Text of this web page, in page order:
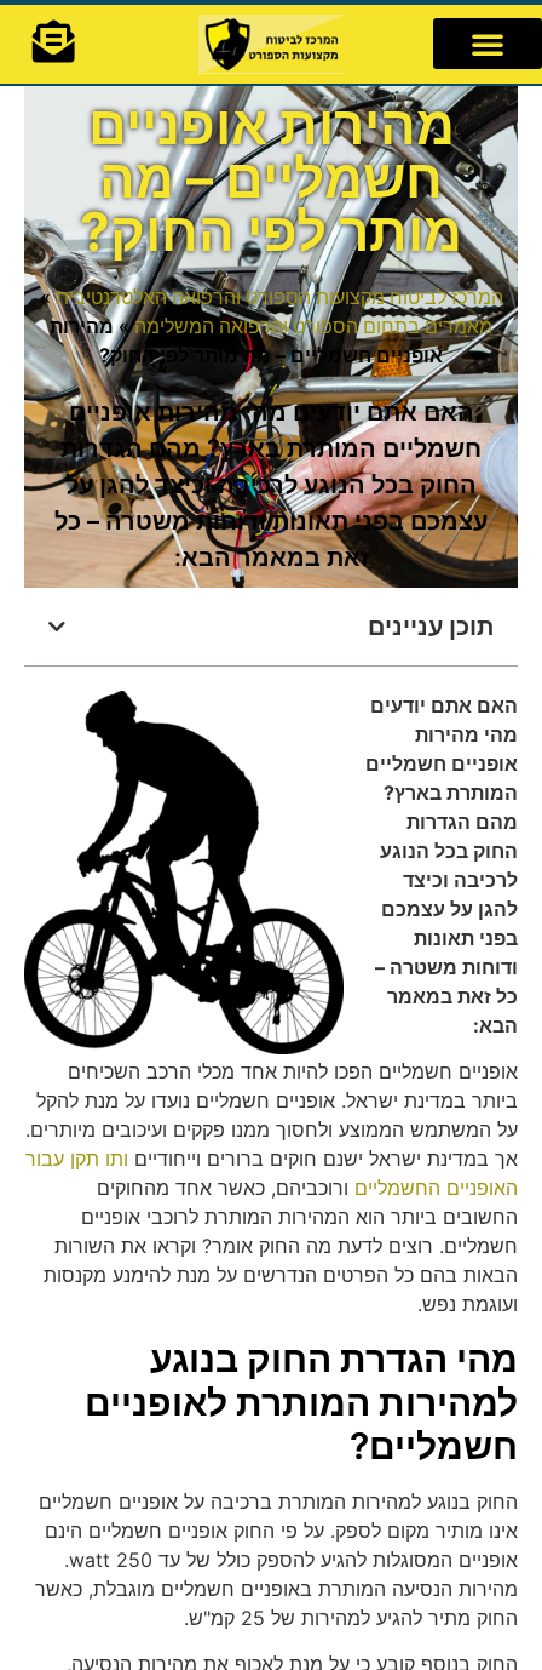
לתוכן
מהירות אופניים
חשמליים – מה
מותר לפי החוק?
המרכז לביטוח מקצועות הספורט והרפואה האלטרנטיבית»
מאמרים בתחום הספורט והרפואה המשלימה»מהירות
אופניים חשמליים – מה מותר לפי החוק?
האם אתם יודעים מהי מהירות אופניים
חשמליים המותרת בארץ? מהם הגדרות
החוק בכל הנוגע לרכיבה וכיצד להגן על
עצמכם בפני תאונות ודוחות משטרה – כל
זאת במאמר הבא:
תוכן עניינים
האם אתם יודעים
מהי מהירות
אופניים חשמליים
המותרת בארץ?
מהם הגדרות
החוק בכל הנוגע
לרכיבה וכיצד
להגן על עצמכם
בפני תאונות
ודוחות משטרה –
כל זאת במאמר
הבא:
אופניים חשמליים הפכו להיות אחד מכלי הרכב השכיחים
ביותר במדינת ישראל. אופניים חשמליים נועדו על מנת להקל
על המשתמש הממוצע ולחסוך ממנו פקקים ועיכובים מיותרים.
אך במדינת ישראל ישנם חוקים ברורים וייחודיים ותו תקן עבור
האופניים החשמליים ורוכביהם, כאשר אחד מהחוקים
החשובים ביותר הוא המהירות המותרת לרוכבי אופניים
חשמליים. רוצים לדעת מה החוק אומר? וקראו את השורות
הבאות בהם כל הפרטים הנדרשים על מנת להימנע מקנסות
ועוגמת נפש.
מהי הגדרת החוק בנוגע
למהירות המותרת לאופניים
חשמליים?
החוק בנוגע למהירות המותרת ברכיבה על אופניים חשמליים
אינו מותיר מקום לספק. על פי החוק אופניים חשמליים הינם
אופניים המסוגלות להגיע להספק כולל של עד 250 watt.
מהירות הנסיעה המותרת באופניים חשמליים מוגבלת, כאשר
החוק מתיר להגיע למהירות של 25 קמ"ש.
החוק בנוסף קובע כי על מנת לאכוף את מהירות הנסיעה,